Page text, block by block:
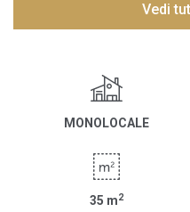
Vedi
MONOLOCALE
35 m2